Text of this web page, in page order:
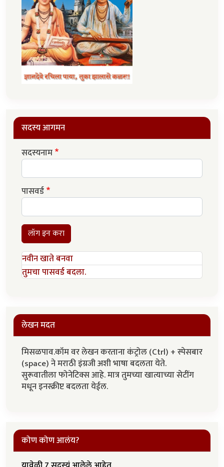
सदस्य आगमन
सदस्यनाम
पासवर्ड
लॉग इन करा
नवीन खाते बनवा
तुमचा पासवर्ड बदला.
लेखन मदत
मिसळपाव.कॉम वर लेखन करताना कंट्रोल (Ctrl) + स्पेसबार
(space) ने मराठी इंग्रजी अशी भाषा बदलता येते.
सुरूवातीला फोनेटिक्स आहे. मात्र तुमच्या खात्याच्या सेटींग
मधून इनस्क्रीप्ट बदलता येईल.
कोण कोण आलंय?